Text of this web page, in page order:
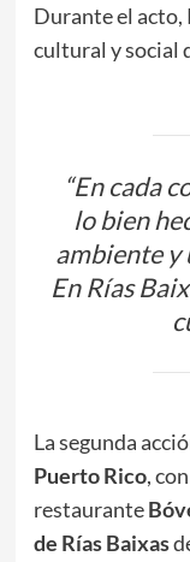
Durante el
cultural y social
“En cada
lo bien
ambiente y
En Rías
La segunda
Puerto Rico,
restaurante
de Rías Baixas